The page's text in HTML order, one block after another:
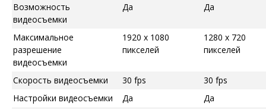
Возможность
видеосъемки
Да Да
Максимальное
разрешение
видеосъемки
1920 x 1080
пикселей
1280 x 720
пикселей
Скорость видеосъемки 30 fps
30 fps
Настройки видеосъемки
Да
Да